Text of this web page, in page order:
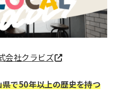
会社クラビズ
県で50年以上の歴史を持つ